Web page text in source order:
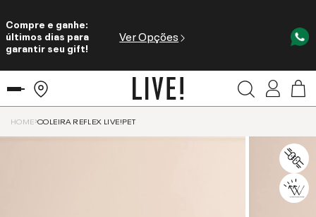
Compre e ganhe:
últimos dias para
garantir seu gift!
Ver Opções
HOME COLEIRA REFLEX LIVE!PET